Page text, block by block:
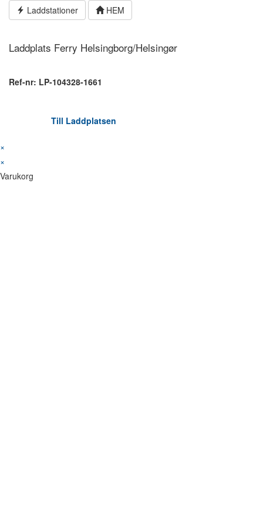
Hoppa Laddstationer HEM
Laddplats Ferry Helsingborg/Helsingør
Ref-nr: LP-104328-1661
Till Laddplatsen
×
×
Varukorg